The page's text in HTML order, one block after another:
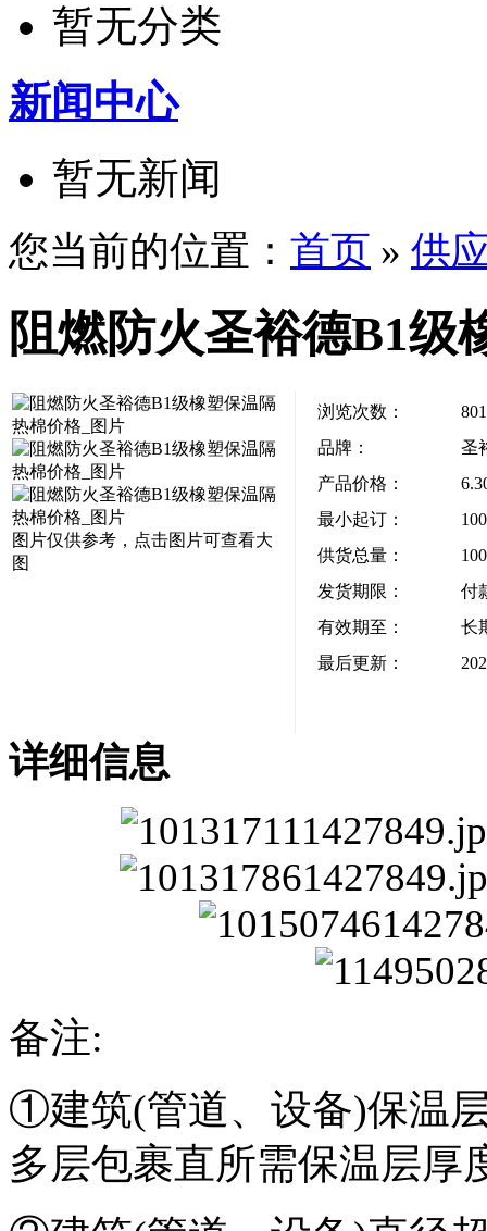
暂无分类
新闻中心
暂无新闻
您当前的位置： 首页 » 供
阻燃防火圣裕德B1级
图片仅供参考，点击图片可查看大
图
浏览次数：
801
品牌：
圣
产品价格：
最小起订：
供货总量：
发货期限：
付
有效期至：
长
最后更新：
详细信息
备注:
①建筑(管道、设备)保温
多层包裹直所需保温层厚